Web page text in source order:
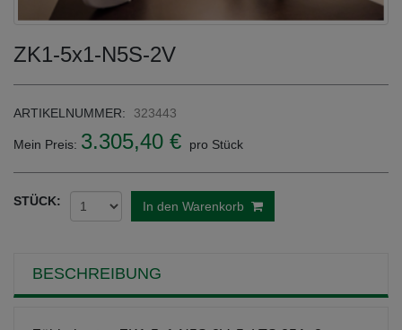
ZK1-5x1-N5S-2V
ARTIKELNUMMER: 323443
Mein Preis: 3.305,40 € pro Stück
STÜCK: In den Warenkorb
BESCHREIBUNG